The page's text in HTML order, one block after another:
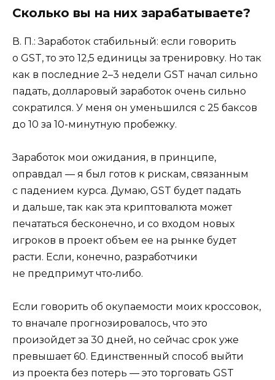
Сколько вы на них зарабатываете?
В. П.: Заработок стабильный: если говорить
о GST, то это 12,5 единицы за тренировку. Но так
как в последние 2–3 недели GST начал сильно
падать, долларовый заработок очень сильно
сократился. У меня он уменьшился с 25 баксов
до 10 за 10-минутную пробежку.
Заработок мои ожидания, в принципе,
оправдал — я был готов к рискам, связанным
с падением курса. Думаю, GST будет падать
и дальше, так как эта криптовалюта может
печататься бесконечно, и со входом новых
игроков в проект объем ее на рынке будет
расти. Если, конечно, разработчики
не предпримут что‑либо.
Если говорить об окупаемости моих кроссовок,
то вначале прогнозировалось, что это
произойдет за 30 дней, но сейчас срок уже
превышает 60. Единственный способ выйти
из проекта без потерь — это торговать GST